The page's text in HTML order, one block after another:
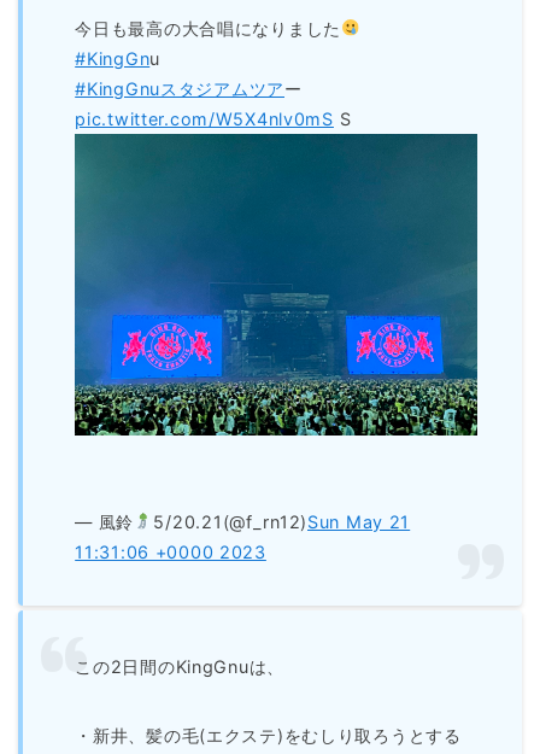
今日も最高の大合唱になりました
#KingGnu
#KingGnuスタジアムツアー
pic.twitter.com/W5X4nlv0mS S
— 風鈴 5/20.21(@f_rn12)Sun May 21
11:31:06 +0000 2023
この2日間のKingGnuは、
・新井、髪の毛(エクステ)をむしり取ろうとする